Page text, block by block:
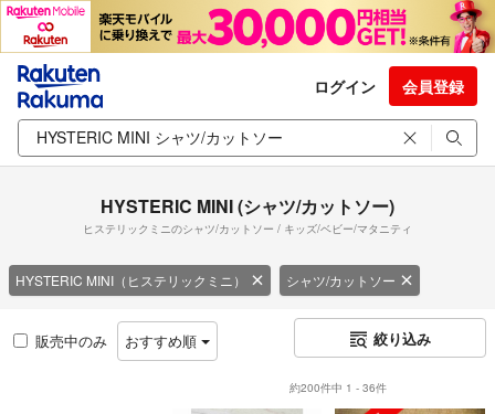
ログイン 会員登録
HYSTERIC MINI (シャツ/カットソー)
ヒステリックミニのシャツ/カットソー / キッズ/ベビー/マタニティ
HYSTERIC MINI（ヒステリックミニ） シャツ/カットソー
販売中のみ おすすめ順 絞り込み
約200件中 1 - 36件